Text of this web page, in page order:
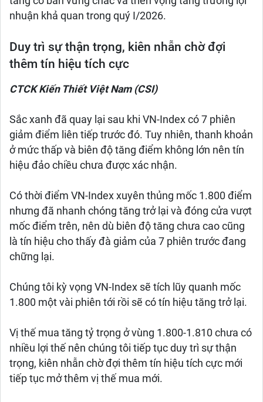
nhuận khả quan trong quý I/2026.
Duy trì sự thận trọng, kiên nhẫn chờ đợi
thêm tín hiệu tích cực
CTCK Kiến Thiết Việt Nam (CSI)
Sắc xanh đã quay lại sau khi VN-Index có 7 phiên
giảm điểm liên tiếp trước đó. Tuy nhiên, thanh khoản
ở mức thấp và biên độ tăng điểm không lớn nên tín
hiệu đảo chiều chưa được xác nhận.
Có thời điểm VN-Index xuyên thủng mốc 1.800 điểm
nhưng đã nhanh chóng tăng trở lại và đóng cửa vượt
mốc điểm trên, nên dù biên độ tăng chưa cao cũng
là tín hiệu cho thấy đà giảm của 7 phiên trước đang
chững lại.
Chúng tôi kỳ vọng VN-Index sẽ tích lũy quanh mốc
1.800 một vài phiên tới rồi sẽ có tín hiệu tăng trở lại.
Vị thế mua tăng tỷ trọng ở vùng 1.800-1.810 chưa có
nhiều lợi thế nên chúng tôi tiếp tục duy trì sự thận
trọng, kiên nhẫn chờ đợi thêm tín hiệu tích cực mới
tiếp tục mở thêm vị thế mua mới.